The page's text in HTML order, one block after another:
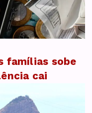
famílias sobe
cai